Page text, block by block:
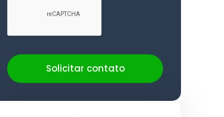
Solicitar contato